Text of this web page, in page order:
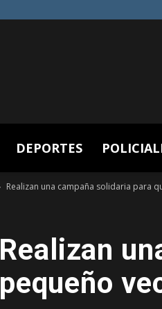
DEPORTES
Realizan una campaña solidaria para
Realizan
pequeño